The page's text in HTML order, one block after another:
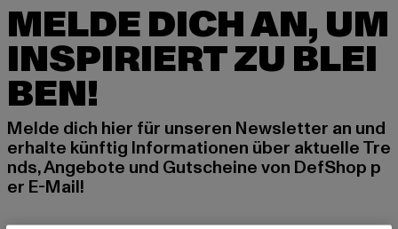
MELDE DICH AN, UM
INSPIRIERT ZU BLEI
BEN!
Melde dich hier für unseren Newsletter an und
erhalte künftig Informationen über aktuelle Tre
nds, Angebote und Gutscheine von DefShop p
er E-Mail!